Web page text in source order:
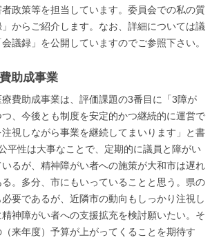
政策等を担当しています。委員会での私の質
からご紹介します。なお、詳細については議
議録」を公開していますのでご参照下さい。
助成事業
療費助成事業は、評価課題の3番目に「3障が
、今後とも制度を安定的かつ継続的に運営で
視しながら事業を継続してまいります」と書
平性は大事なことで、定期的に議員と障がい
るが、精神障がい者への施策が大和市は遅れ
。多分、市にもいっていることと思う。県の
要であるが、近隣市の動向もしっかり注視し
神障がい者への支援拡充を検討願いたい。そ
来年度）予算が上がってくることを期待す